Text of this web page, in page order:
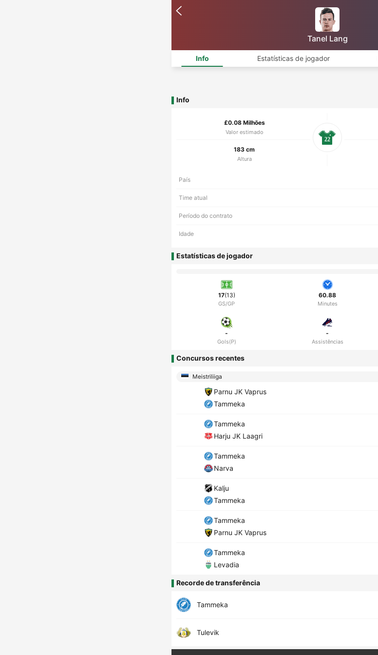
Tanel Lang
Info Estatísticas de jogador
Info
£0.08 Milhões
Valor estimado
183 cm
Altura
22
País
Time atual
Período do contrato
Idade
Estatísticas de jogador
17(13)
GS/GP
60.88
Minutes
-
Gols(P)
-
Assistências
Concursos recentes
Meistriliiga
Parnu JK Vaprus
Tammeka
Tammeka
Harju JK Laagri
Tammeka
Narva
Kalju
Tammeka
Tammeka
Parnu JK Vaprus
Tammeka
Levadia
Recorde de transferência
Tammeka
Tulevik